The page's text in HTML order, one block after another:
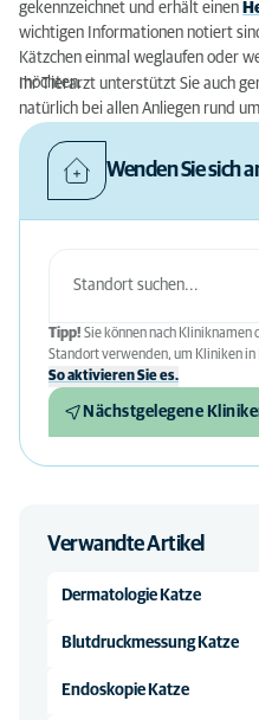
gekennzeichnet und erhält einen
wichtigen Informationen notiert
Kätzchen einmal weglaufen oder
möchten.
Ihr Tierarzt unterstützt Sie auch
natürlich bei allen Anliegen rund
Wenden Sie sich
Tipp! Sie können nach Kliniknamen
Standort verwenden, um Kliniken in
So aktivieren Sie es.
Nächstgelegene
Verwandte Artikel
Dermatologie Katze
Blutdruckmessung Katze
Endoskopie Katze